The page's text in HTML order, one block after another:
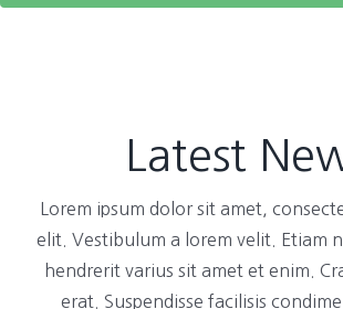
Latest
Lorem ipsum dolor sit amet,
elit. Vestibulum a lorem velit. Etiam
hendrerit varius sit amet et enim.
erat. Suspendisse facilisis